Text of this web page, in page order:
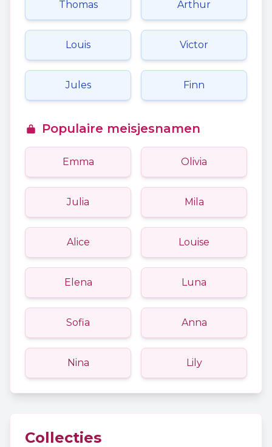
Thomas Arthur
Louis Victor
Jules Finn
Populaire meisjesnamen
Emma Olivia
Julia Mila
Alice Louise
Elena Luna
Sofia Anna
Nina Lily
Collecties